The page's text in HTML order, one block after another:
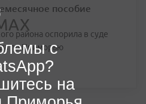
пособие
района оспорила в суде
по Приморью
с
на